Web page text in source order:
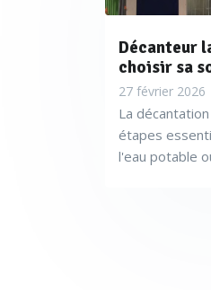
Décanteur
choisir sa
27 février 2026
La
étapes
l'eau potable